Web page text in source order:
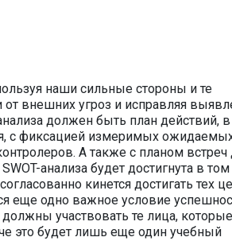
наши сильные стороны и те
внешних угроз и исправляя
должен быть план действий, в
с фиксацией измеримых
А также с планом встреч
анализа будет достигнута в том
кинется достигать тех
еще одно важное условие
участвовать те лица,
это будет лишь еще один учебный